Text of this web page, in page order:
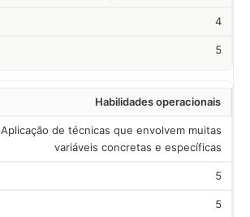
4
5
Habilidades operacionais
Aplicação de técnicas que envolvem muitas
variáveis concretas e específicas
5
5